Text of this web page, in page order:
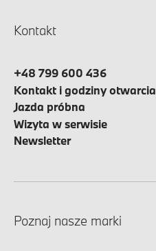
Kontakt
+48 799 600 436
Kontakt i godziny otwarcia
Jazda próbna
Wizyta w serwisie
Newsletter
Poznaj nasze marki